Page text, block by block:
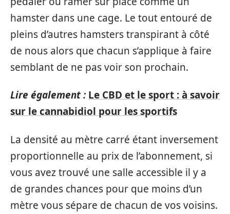
hamster dans une cage. Le tout entouré de
pleins d’autres hamsters transpirant à côté
de nous alors que chacun s’applique à faire
semblant de ne pas voir son prochain.
Lire également : Le CBD et le sport : à savoir
sur le cannabidiol pour les sportifs
La densité au mètre carré étant inversement
proportionnelle au prix de l’abonnement, si
vous avez trouvé une salle accessible il y a
de grandes chances pour que moins d’un
mètre vous sépare de chacun de vos voisins.